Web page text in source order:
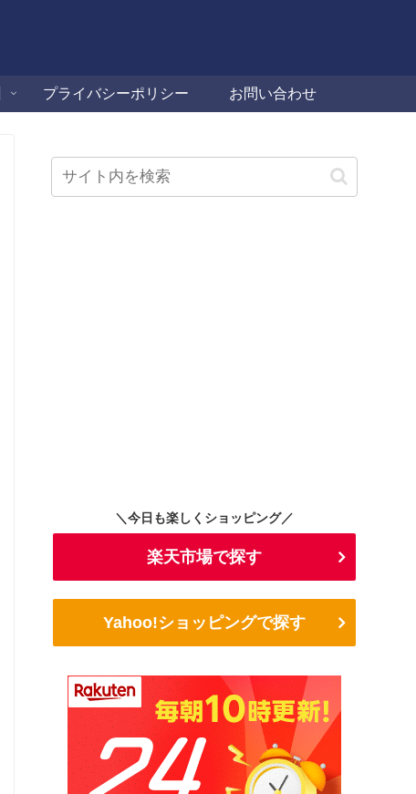
プライバシーポリシー お問い合わせ
＼今日も楽しくショッピング／
楽天市場で探す
Yahoo!ショッピングで探す